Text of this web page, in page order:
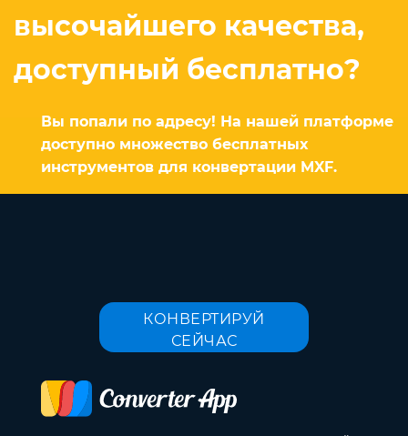
высочайшего качества,
доступный бесплатно?
Вы попали по адресу! На нашей платформе
доступно множество бесплатных
инструментов для конвертации MXF.
КОНВЕРТИРУЙ
СЕЙЧАС